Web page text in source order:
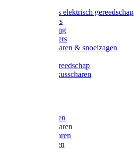
Accessoires elektrisch gereedschap
Grasmaaiers
Tuinreiniging
Robotmaaiers
Heggenscharen & snoeizagen
Klussen gereedschap
Gras & buxusscharen
Snoeischaren
Heggenscharen
Takkenscharen
Snoeimessen